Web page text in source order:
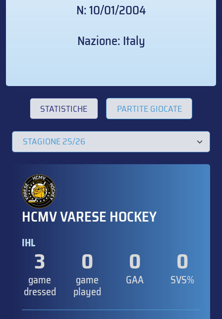
N: 10/01/2004
Nazione: Italy
STATISTICHE PARTITE GIOCATE
HCMV VARESE HOCKEY
IHL
3
game
dressed
0
game
played
0
GAA
0
SVS%